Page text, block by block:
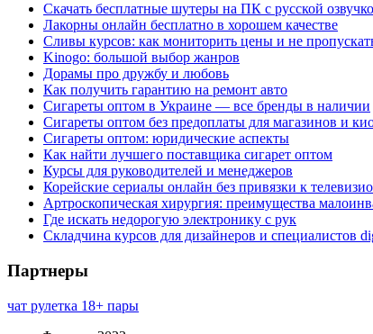
Скачать бесплатные шутеры на ПК с русской
Лакорны онлайн бесплатно в хорошем качестве
Сливы курсов: как мониторить цены и не
Kinogo: большой выбор жанров
Дорамы про дружбу и любовь
Как получить гарантию на ремонт авто
Сигареты оптом в Украине — все бренды в наличии
Сигареты оптом без предоплаты для магазинов и
Сигареты оптом: юридические аспекты
Как найти лучшего поставщика сигарет оптом
Курсы для руководителей и менеджеров
Корейские сериалы онлайн без привязки к
Артроскопическая хирургия: преимущества
Где искать недорогую электронику с рук
Складчина курсов для дизайнеров и специалистов
Партнеры
чат рулетка 18+ пары